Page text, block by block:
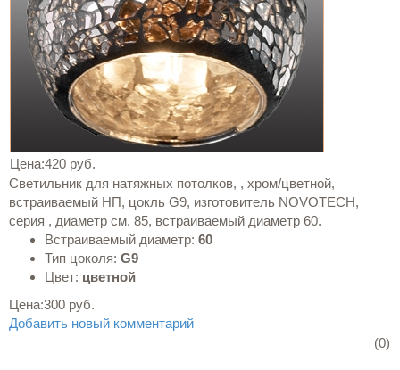
Цена:420 руб.
Светильник для натяжных потолков, , хром/цветной,
встраиваемый НП, цокль G9, изготовитель NOVOTECH,
серия , диаметр см. 85, встраиваемый диаметр 60.
Встраиваемый диаметр: 60
Тип цоколя: G9
Цвет: цветной
Цена:300 руб.
Добавить новый комментарий
(0)